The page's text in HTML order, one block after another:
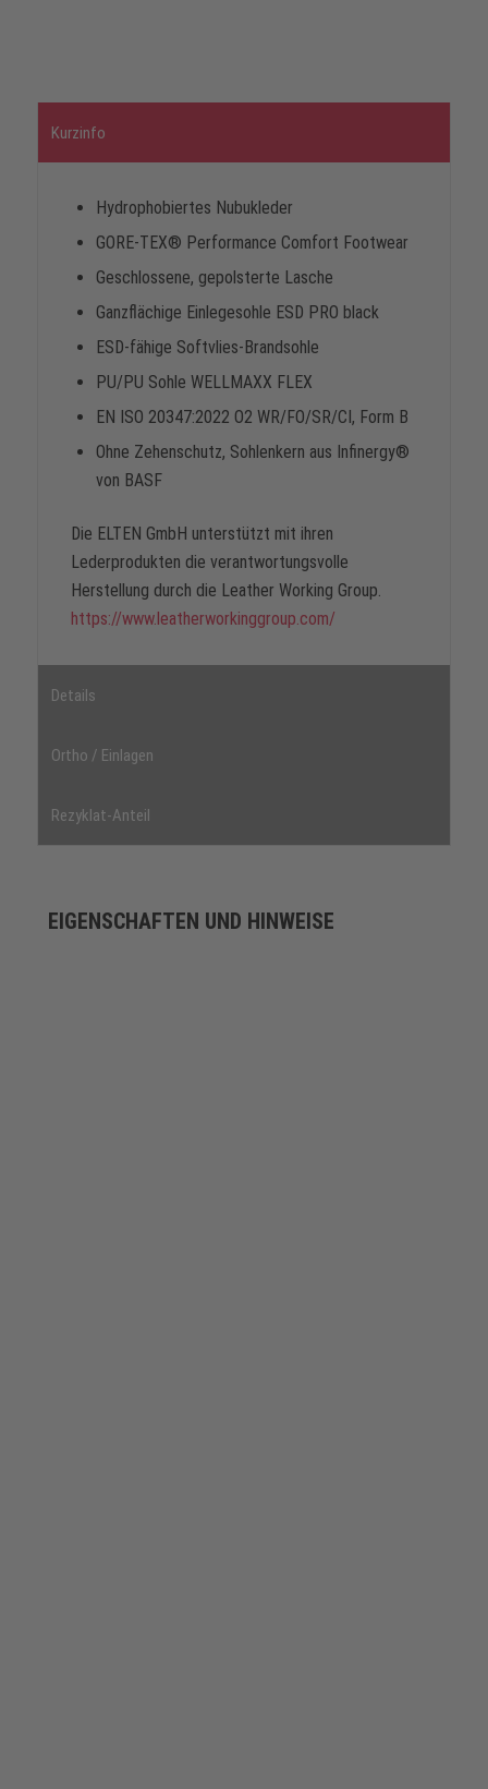
Kurzinfo
Hydrophobiertes Nubukleder
GORE-TEX® Performance Comfort Footwear
Geschlossene, gepolsterte Lasche
Ganzflächige Einlegesohle ESD PRO black
ESD-fähige Softvlies-Brandsohle
PU/PU Sohle WELLMAXX FLEX
EN ISO 20347:2022 O2 WR/FO/SR/CI, Form B
Ohne Zehenschutz, Sohlenkern aus Infinergy®
von BASF
Die ELTEN GmbH unterstützt mit ihren
Lederprodukten die verantwortungsvolle
Herstellung durch die Leather Working Group.
https://www.leatherworkinggroup.com/
Details
Ortho / Einlagen
Rezyklat-Anteil
EIGENSCHAFTEN UND HINWEISE